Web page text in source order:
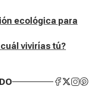
ecológica para
vivirías tú?